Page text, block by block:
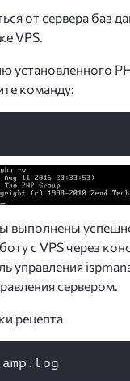
от сервера баз
VPS.
установленного
команду:
выполнены
с VPS через
управления
сервером.
рецепта